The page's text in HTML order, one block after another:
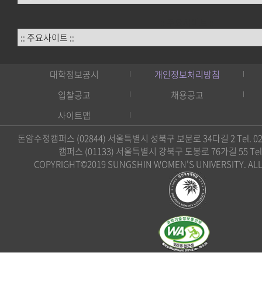
대학정보공시
개인정보처리방침
입찰공고
채용공고
사이트맵
돈암수정캠퍼스 (02844) 서울특별시 성북구 보문로 34다길 2 Tel.
캠퍼스 (01133) 서울특별시 강북구 도봉로 76가길 55
COPYRIGHT©2019 SUNGSHIN WOMEN'S UNIVERSITY.